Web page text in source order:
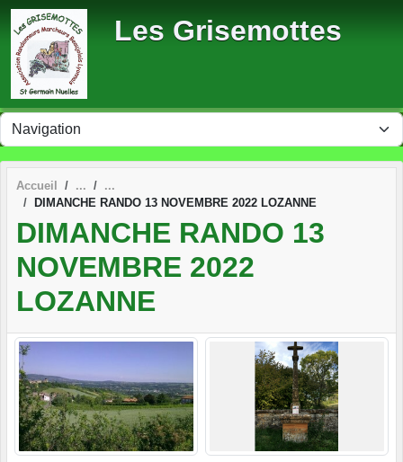
Les Grisemottes
Accueil
DIMANCHE RANDO 13 NOVEMBRE 2022 LOZANNE
DIMANCHE RANDO 13
NOVEMBRE 2022
LOZANNE
Panneau de gestion des cookies